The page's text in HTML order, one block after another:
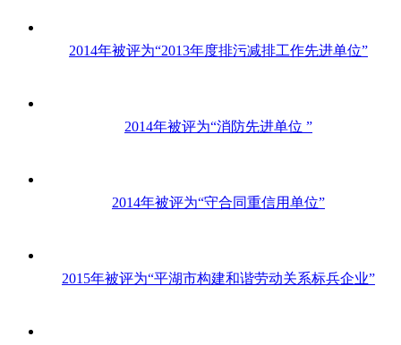
2014年被评为“2013年度排污减排工作先进单位”
2014年被评为“消防先进单位 ”
2014年被评为“守合同重信用单位”
2015年被评为“平湖市构建和谐劳动关系标兵企业”